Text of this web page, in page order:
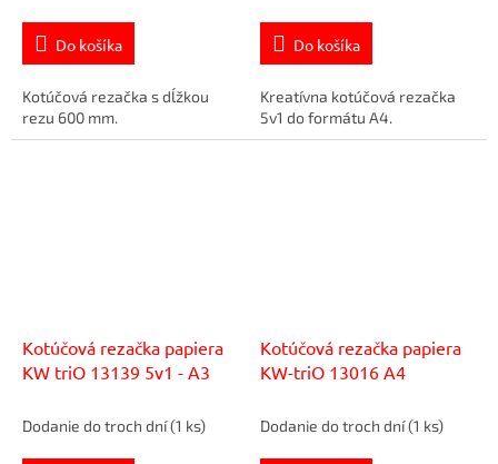
Do košíka
Kotúčová rezačka s dĺžkou
rezu 600 mm.
Do košíka
Kreatívna kotúčová rezačka
5v1 do formátu A4.
Kotúčová rezačka papiera
KW triO 13139 5v1 - A3
Dodanie do troch dní(1 ks)
Kotúčová rezačka papiera
KW-triO 13016 A4
Dodanie do troch dní(1 ks)